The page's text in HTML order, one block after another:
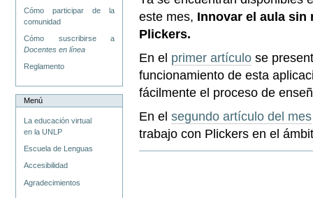
Cómo participar de la
comunidad
Cómo suscribirse a
Docentes en línea
Reglamento
Menú
La educación virtual
en la UNLP
Escuela de Lenguas
Accesibilidad
Agradecimientos
este mes, Innovar el aula sin
Plickers.
En el primer artículo se
funcionamiento de esta
fácilmente el proceso de
En elsegundo artículo del mes
trabajo con Plickers en el